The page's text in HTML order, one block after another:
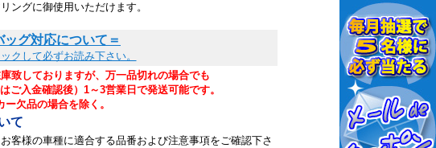
ングに御使用いただけます。
ッグ対応について＝
クして必ずお読み下さい。
致しておりますが、万一品切れの場合でも
ご入金確認後）1～3営業日で発送可能です。
欠品の場合を除く。
て
客様の車種に適合する品番および注意事項をご確認下さ